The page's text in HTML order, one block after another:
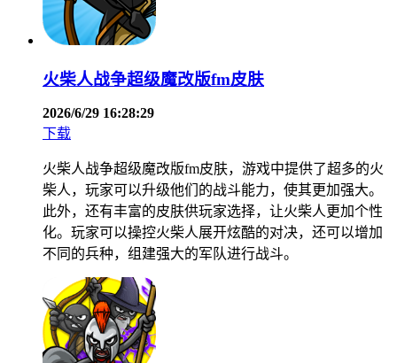
火柴人战争超级魔改版fm皮肤
2026/6/29 16:28:29
下载
火柴人战争超级魔改版fm皮肤，游戏中提供了超多的火
柴人，玩家可以升级他们的战斗能力，使其更加强大。
此外，还有丰富的皮肤供玩家选择，让火柴人更加个性
化。玩家可以操控火柴人展开炫酷的对决，还可以增加
不同的兵种，组建强大的军队进行战斗。